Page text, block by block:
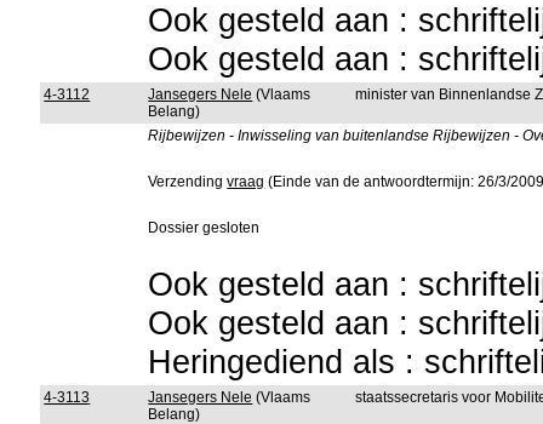
Ook gesteld aan :
Ook gesteld aan :
4-3112 Jansegers Nele (Vlaams
Belang)
minister van Binnenlandse
Rijbewijzen - Inwisseling van buitenlandse Rijbewijzen -
Verzendingvraag (Einde van de antwoordtermijn: 26/3/
Dossier gesloten
Ook gesteld aan :
Ook gesteld aan :
Heringediend als :
4-3113 Jansegers Nele (Vlaams
Belang)
staatssecretaris voor